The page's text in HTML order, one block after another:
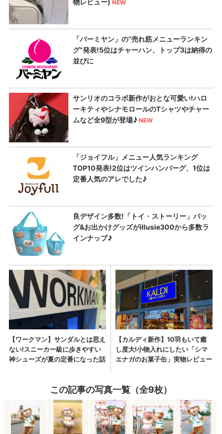
この記事の写真一覧（全9枚）